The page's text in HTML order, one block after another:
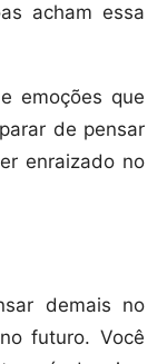
acham essa
emoções que
de pensar
enraizado no
demais no
futuro. Você